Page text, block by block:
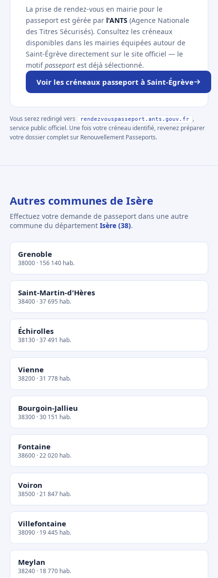
La prise de rendez-vous en mairie pour le
passeport est gérée par l'ANTS (Agence Nationale
des Titres Sécurisés). Consultez les créneaux
disponibles dans les mairies équipées autour de
Saint-Égrève directement sur le site officiel — le
motifpasseport est déjà sélectionné.
Voir les créneaux passeport à Saint-Égrève
Vous serez redirigé vers rendezvouspasseport.ants.gouv.fr
,
service public officiel. Une fois votre créneau identifié, revenez préparer
votre dossier complet sur Renouvellement Passeports.
Autres communes de Isère
Effectuez votre demande de passeport dans une autre
commune du département Isère (38).
Grenoble
38000 · 156 140 hab.
Saint-Martin-d'Hères
38400 · 37 695 hab.
Échirolles
38130 · 37 491 hab.
Vienne
38200 · 31 778 hab.
Bourgoin-Jallieu
38300 · 30 151 hab.
Fontaine
38600 · 22 020 hab.
Voiron
38500 · 21 847 hab.
Villefontaine
38090 · 19 445 hab.
Meylan
38240 · 18 770 hab.